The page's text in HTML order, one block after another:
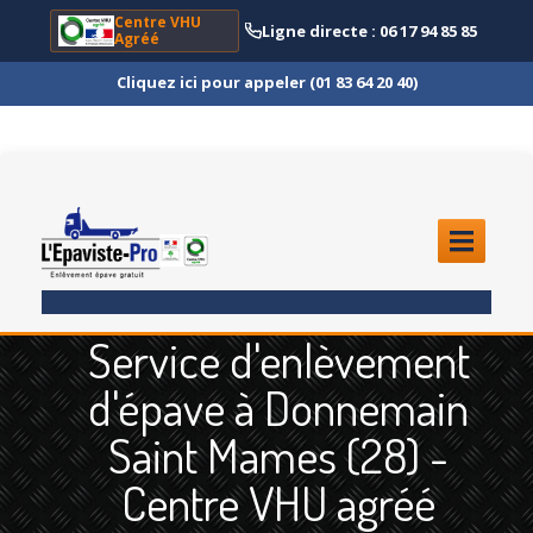
Centre VHU
Agréé
Ligne directe : 06 17 94 85 85
Cliquez ici pour appeler (01 83 64 20 40)
ENLÈVEMENTÉPAVE
Quoi?
Scooteret Moto
Camionet Poids Lourd
Service d'enlèvement
d'épave à Donnemain
Saint Mames (28) -
Centre VHU agréé